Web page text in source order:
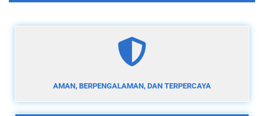
AMAN, BERPENGALAMAN, DAN TERPERCAYA